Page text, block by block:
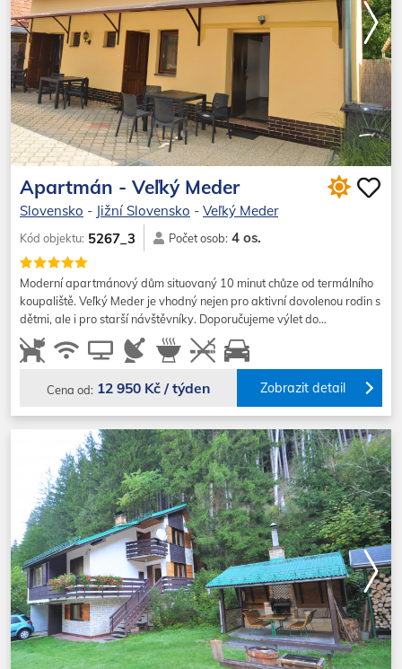
Apartmán - Veľký Meder
Slovensko - Jižní Slovensko - Veľký Meder
Kód objektu: 5267_3 Počet osob: 4 os.
Moderní apartmánový dům situovaný 10 minut chůze od termálního
koupaliště. Veľký Meder je vhodný nejen pro aktivní dovolenou rodin s
dětmi, ale i pro starší návštěvníky. Doporučujeme výlet do…
Cena od: 12 950 Kč / týden Zobrazit detail